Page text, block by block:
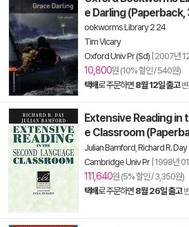
e Darling
ookworms Library 2 24
Tim Vicary
Oxford Univ Pr (Sd) 2007년
10,800원 (10% 할인 / 540원)
택배로 주문하면 8월 12일 출고
Extensive Reading in
e Classroom
Julian Bamford Richard R. Day
Cambridge Univ Pr| 1998년
111,640원 (5% 할인 / 3,350원)
택배로 주문하면 8월 26일 출고